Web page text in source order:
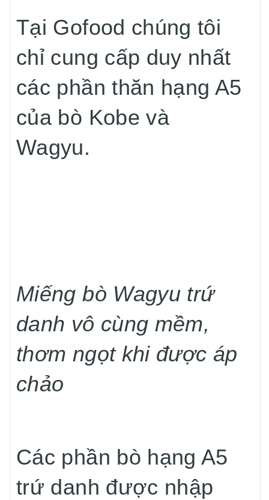
Tại Gofood chúng tôi
chỉ cung cấp duy nhất
các phần thăn hạng A5
của bò Kobe và
Wagyu.
Miếng bò Wagyu trứ
danh vô cùng mềm,
thơm ngọt khi được áp
chảo
Các phần bò hạng A5
trứ danh được nhập